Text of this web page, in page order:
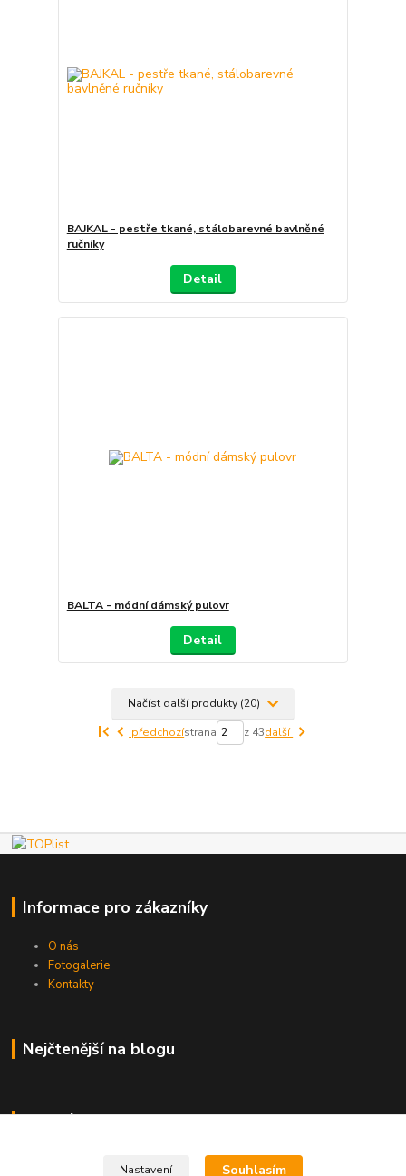
BAJKAL - pestře tkané, stálobarevné bavlněné
ručníky
Detail
BALTA - módní dámský pulovr
Detail
Načíst další produkty (20)
předchozístrana z 43další
Informace pro zákazníky
O nás
Fotogalerie
Kontakty
Nejčtenější na blogu
Kde nás najdete
Nastavení Souhlasím